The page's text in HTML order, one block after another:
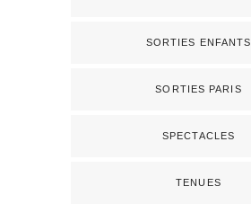
SORTIES ENFANTS
SORTIES PARIS
SPECTACLES
TENUES